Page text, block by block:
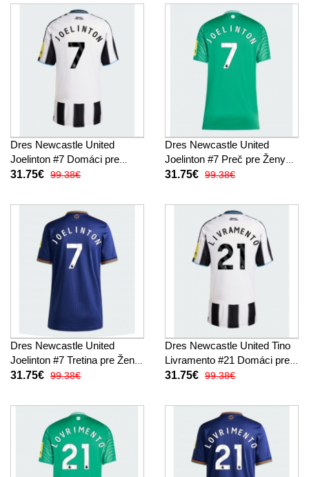
Dres Newcastle United
Joelinton #7 Domáci pre
Ženy 2025-26 Krátky Rukáv
31.75€ 99.38€
Dres Newcastle United
Joelinton #7 Preč pre Ženy
2025-26 Krátky Rukáv
31.75€ 99.38€
Dres Newcastle United
Joelinton #7 Tretina pre Ženy
2025-26 Krátky Rukáv
31.75€ 99.38€
Dres Newcastle United Tino
Livramento #21 Domáci pre
Ženy 2025-26 Krátky Rukáv
31.75€ 99.38€